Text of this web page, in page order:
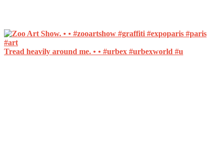
Tread heavily around me. • • #urbex #urbexworld #u